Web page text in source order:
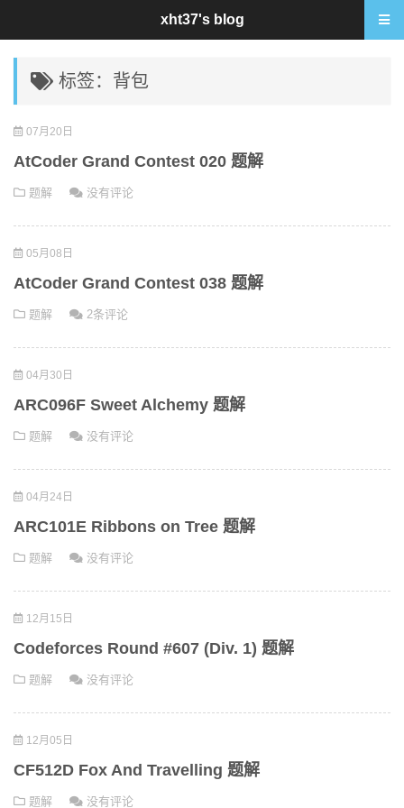
标签：背包
07月20日
AtCoder Grand Contest 020 题解
题解 没有评论
05月08日
AtCoder Grand Contest 038 题解
题解 2条评论
04月30日
ARC096F Sweet Alchemy 题解
题解 没有评论
04月24日
ARC101E Ribbons on Tree 题解
题解 没有评论
12月15日
Codeforces Round #607 (Div. 1) 题解
题解 没有评论
12月05日
CF512D Fox And Travelling 题解
题解 没有评论
xht37's blog